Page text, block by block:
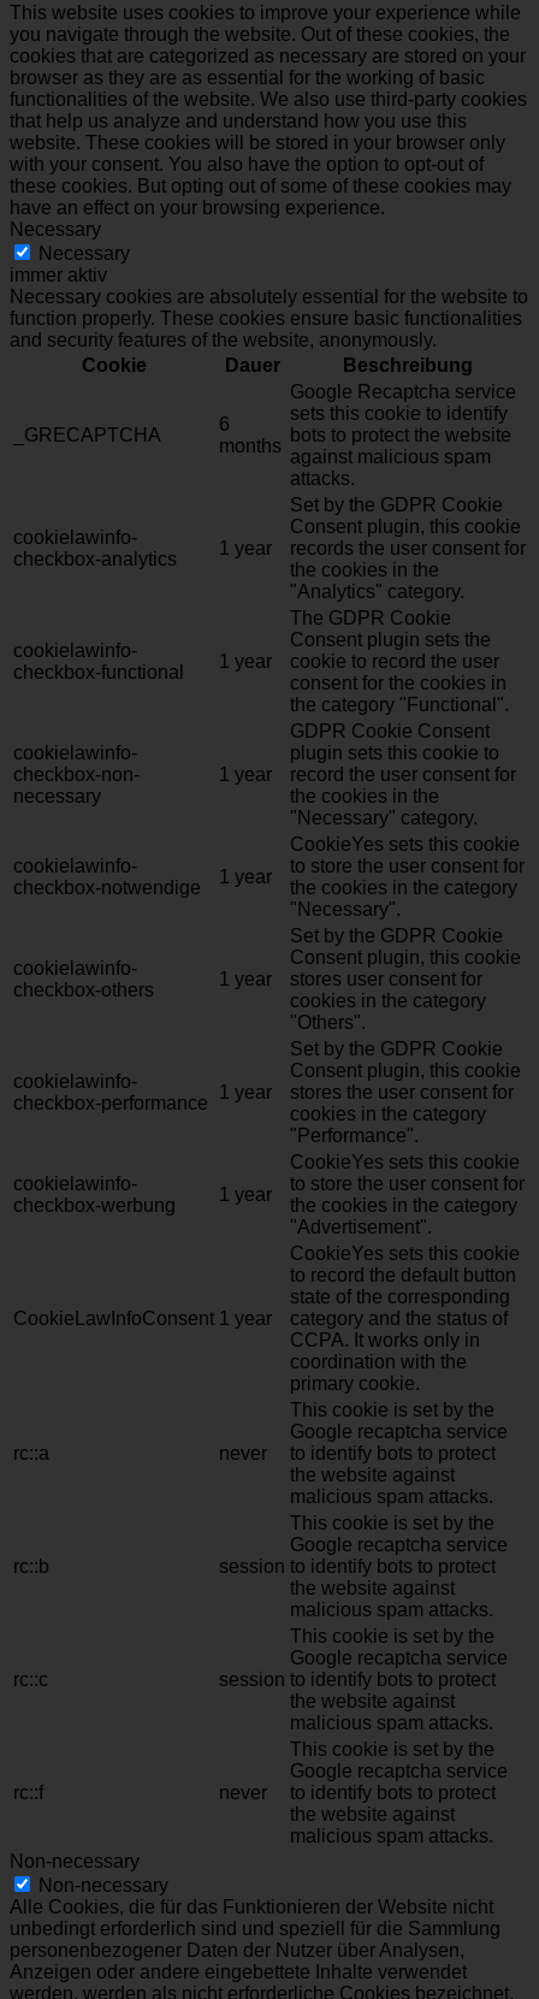
This website uses cookies to improve your experience while
you navigate through the website. Out of these cookies, the
cookies that are categorized as necessary are stored on your
browser as they are as essential for the working of basic
functionalities of the website. We also use third-party cookies
that help us analyze and understand how you use this
website. These cookies will be stored in your browser only
with your consent. You also have the option to opt-out of
these cookies. But opting out of some of these cookies may
have an effect on your browsing experience.
Necessary
Necessary
immer aktiv
Necessary cookies are absolutely essential for the website to
function properly. These cookies ensure basic functionalities
and security features of the website, anonymously.
Cookie
Dauer Beschreibung
_GRECAPTCHA
6
months
Google Recaptcha service
sets this cookie to identify
bots to protect the website
against malicious spam
attacks.
cookielawinfo-
checkbox-analytics
1 year
Set by the GDPR Cookie
Consent plugin, this cookie
records the user consent for
the cookies in the
"Analytics" category.
cookielawinfo-
checkbox-functional
1 year
The GDPR Cookie
Consent plugin sets the
cookie to record the user
consent for the cookies in
the category "Functional".
cookielawinfo-
checkbox-non-
necessary
1 year
GDPR Cookie Consent
plugin sets this cookie to
record the user consent for
the cookies in the
"Necessary" category.
cookielawinfo-
checkbox-notwendige
1 year
CookieYes sets this cookie
to store the user consent for
the cookies in the category
"Necessary".
cookielawinfo-
checkbox-others
1 year
Set by the GDPR Cookie
Consent plugin, this cookie
stores user consent for
cookies in the category
"Others".
cookielawinfo-
checkbox-performance
1 year
Set by the GDPR Cookie
Consent plugin, this cookie
stores the user consent for
cookies in the category
"Performance".
cookielawinfo-
checkbox-werbung
1 year
CookieYes sets this cookie
to store the user consent for
the cookies in the category
"Advertisement".
CookieLawInfoConsent 1 year
CookieYes sets this cookie
to record the default button
state of the corresponding
category and the status of
CCPA. It works only in
coordination with the
primary cookie.
rc::a never
This cookie is set by the
Google recaptcha service
to identify bots to protect
the website against
malicious spam attacks.
rc::b session
This cookie is set by the
Google recaptcha service
to identify bots to protect
the website against
malicious spam attacks.
rc::c session
This cookie is set by the
Google recaptcha service
to identify bots to protect
the website against
malicious spam attacks.
rc::f never
This cookie is set by the
Google recaptcha service
to identify bots to protect
the website against
malicious spam attacks.
Non-necessary
Non-necessary
Alle Cookies, die für das Funktionieren der Website nicht
unbedingt erforderlich sind und speziell für die Sammlung
personenbezogener Daten der Nutzer über Analysen,
Anzeigen oder andere eingebettete Inhalte verwendet
werden, werden als nicht erforderliche Cookies bezeichnet.